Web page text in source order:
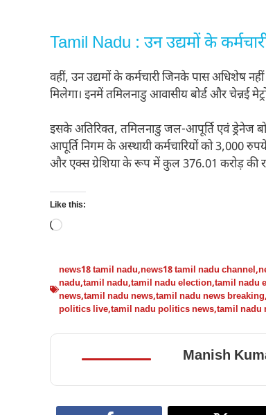
Tamil Nadu : उन उद्यमों के
वहीं, उन उद्यमों के कर्मचारी जिनके पास अधिशेष
मिलेगा। इनमें तमिलनाडु आवासीय बोर्ड और चेन्नई
इसके अतिरिक्त, तमिलनाडु जल-आपूर्ति एवं ड्रेनेज
आपूर्ति निगम के अस्थायी कर्मचारियों को 3,000
और एक्‍स ग्रेशिया के रूप में कुल 376.01 करोड़ की
Like this:
Loading…
news18 tamil nadu,news18 tamil nadu channel,
nadu,tamil nadu,tamil nadu election,tamil nadu
news,tamil nadu news,tamil nadu news breaking,
politics live,tamil nadu politics news,tamil nadu
Manish